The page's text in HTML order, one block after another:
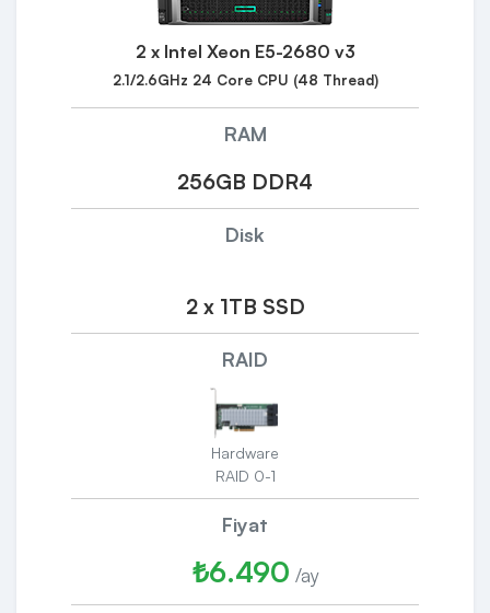
2 x Intel Xeon E5-2680 v3
2.1/2.6GHz 24 Core CPU (48 Thread)
RAM
256GB DDR4
Disk
2 x 1TB SSD
RAID
Hardware
RAID 0-1
Fiyat
₺6.490 /ay